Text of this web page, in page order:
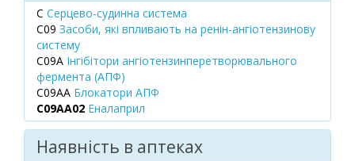
C Серцево-судинна система
C09 Засоби, які впливають на ренін-ангіотензинову
систему
C09A Інгібітори ангіотензинперетворювального
фермента (АПФ)
C09AA Блокатори АПФ
C09AA02 Еналаприл
Наявність в аптеках